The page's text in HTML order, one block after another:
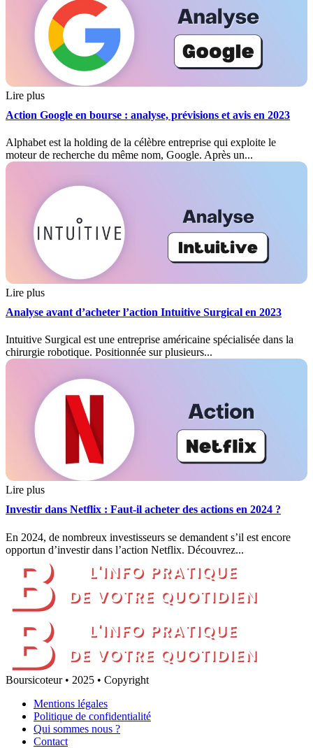
Lire plus
Action Google en bourse : analyse, prévisions et avis en 2023
Alphabet est la holding de la célèbre entreprise qui exploite le
moteur de recherche du même nom, Google. Après un...
Lire plus
Analyse avant d’acheter l’action Intuitive Surgical en 2023
Intuitive Surgical est une entreprise américaine spécialisée dans la
chirurgie robotique. Positionnée sur plusieurs...
Lire plus
Investir dans Netflix : Faut-il acheter des actions en 2024 ?
En 2024, de nombreux investisseurs se demandent s’il est encore
opportun d’investir dans l’action Netflix. Découvrez...
Boursicoteur • 2025 • Copyright
Mentions légales
Politique de confidentialité
Qui sommes nous ?
Contact